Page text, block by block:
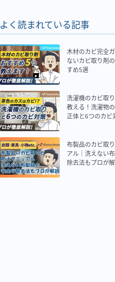
よく読まれている記事
木材のカビ完全
ないカビ取り剤
すめ5選
洗濯機のカビ取
教える！洗濯物
正体と6つのカビ
布製品のカビ取
アル｜洗えない
除去法もプロが